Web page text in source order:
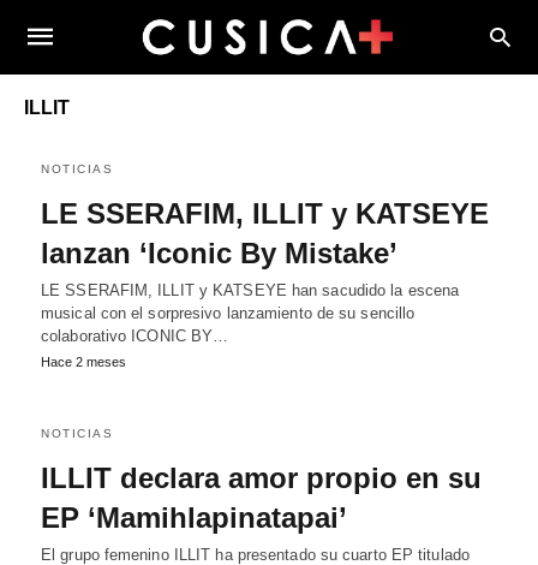
ILLIT
NOTICIAS
LE SSERAFIM, ILLIT y KATSEYE
lanzan ‘Iconic By Mistake’
LE SSERAFIM, ILLIT y KATSEYE han sacudido la escena
musical con el sorpresivo lanzamiento de su sencillo
colaborativo ICONIC BY…
Hace 2 meses
NOTICIAS
ILLIT declara amor propio en su
EP ‘Mamihlapinatapai’
El grupo femenino ILLIT ha presentado su cuarto EP titulado